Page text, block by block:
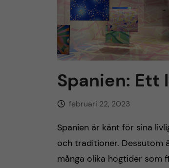
Spanien: Ett
februari 22, 2023
Spanien är känt för sina
och traditioner. Dessutom
många olika högtider som